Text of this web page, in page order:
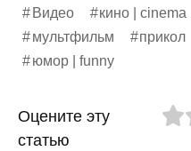
Видео кино | cinema
мультфильм
прикол
юмор | funny
Оцените эту
статью